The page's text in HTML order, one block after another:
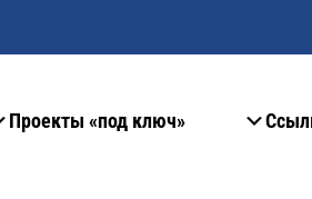
Проекты «под ключ»